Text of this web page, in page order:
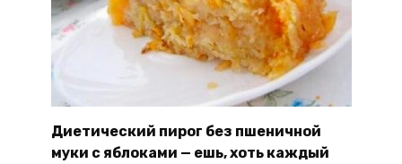
Диетический пирог без пшеничной
муки с яблоками — ешь, хоть каждый